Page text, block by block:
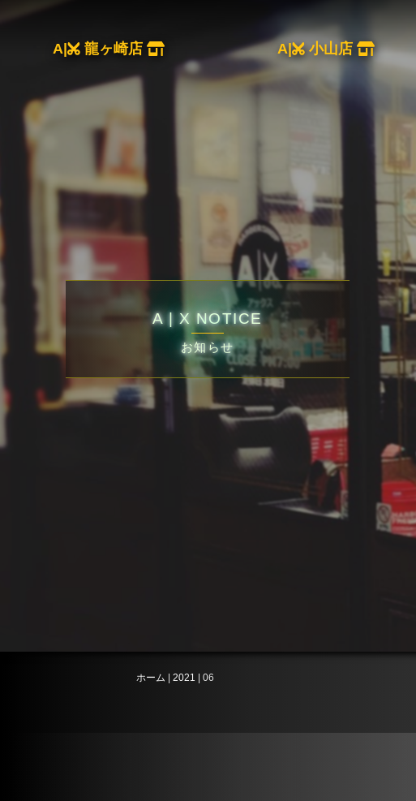
A| 龍ヶ崎店 A| 小山店
A | X NOTICE
お知らせ
ホーム | 2021 | 06